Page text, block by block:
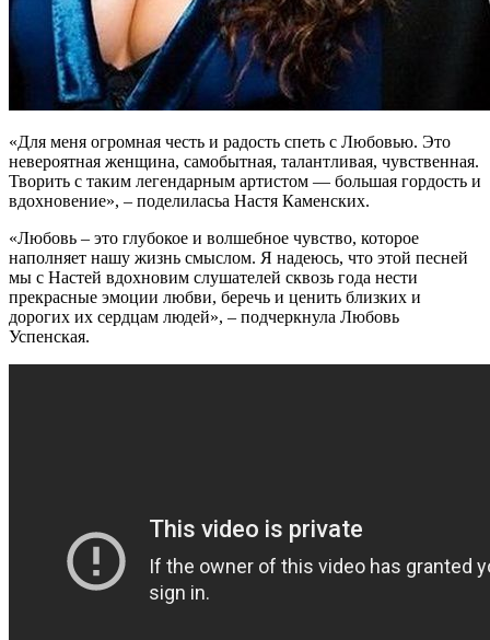
«Для меня огромная честь и радость спеть с Любовью. Это
невероятная женщина, самобытная, талантливая, чувственная.
Творить с таким легендарным артистом — большая гордость и
вдохновение», – поделиласьа Настя Каменских.
«Любовь – это глубокое и волшебное чувство, которое
наполняет нашу жизнь смыслом. Я надеюсь, что этой песней
мы с Настей вдохновим слушателей сквозь года нести
прекрасные эмоции любви, беречь и ценить близких и
дорогих их сердцам людей», – подчеркнула Любовь
Успенская.